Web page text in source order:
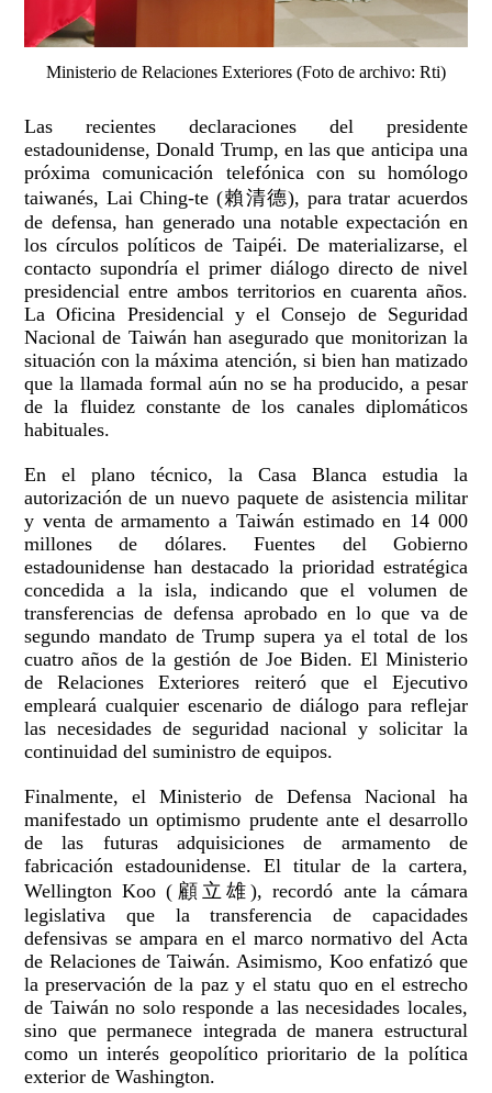
Ministerio de Relaciones Exteriores (Foto de archivo: Rti)
Las recientes declaraciones del presidente
estadounidense, Donald Trump, en las que anticipa una
próxima comunicación telefónica con su homólogo
taiwanés, Lai Ching-te (賴清德), para tratar acuerdos
de defensa, han generado una notable expectación en
los círculos políticos de Taipéi. De materializarse, el
contacto supondría el primer diálogo directo de nivel
presidencial entre ambos territorios en cuarenta años.
La Oficina Presidencial y el Consejo de Seguridad
Nacional de Taiwán han asegurado que monitorizan la
situación con la máxima atención, si bien han matizado
que la llamada formal aún no se ha producido, a pesar
de la fluidez constante de los canales diplomáticos
habituales.
En el plano técnico, la Casa Blanca estudia la
autorización de un nuevo paquete de asistencia militar
y venta de armamento a Taiwán estimado en 14 000
millones de dólares. Fuentes del Gobierno
estadounidense han destacado la prioridad estratégica
concedida a la isla, indicando que el volumen de
transferencias de defensa aprobado en lo que va de
segundo mandato de Trump supera ya el total de los
cuatro años de la gestión de Joe Biden. El Ministerio
de Relaciones Exteriores reiteró que el Ejecutivo
empleará cualquier escenario de diálogo para reflejar
las necesidades de seguridad nacional y solicitar la
continuidad del suministro de equipos.
Finalmente, el Ministerio de Defensa Nacional ha
manifestado un optimismo prudente ante el desarrollo
de las futuras adquisiciones de armamento de
fabricación estadounidense. El titular de la cartera,
Wellington Koo (顧立雄), recordó ante la cámara
legislativa que la transferencia de capacidades
defensivas se ampara en el marco normativo del Acta
de Relaciones de Taiwán. Asimismo, Koo enfatizó que
la preservación de la paz y el statu quo en el estrecho
de Taiwán no solo responde a las necesidades locales,
sino que permanece integrada de manera estructural
como un interés geopolítico prioritario de la política
exterior de Washington.